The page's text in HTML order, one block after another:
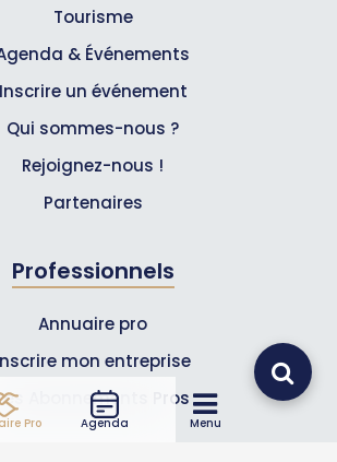
Pro Agenda Menu
Tourisme
& Événements
Inscrire un événement
Qui sommes-nous ?
Rejoignez-nous !
Partenaires
Professionnels
Annuaire pro
mon entreprise
Abonnements Pros